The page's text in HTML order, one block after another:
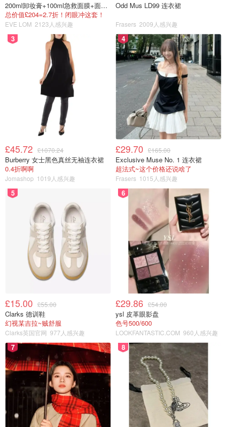
200ml卸妆膏+100ml急救面膜+面霜+洁颜布
总价值£204=2.7折！闭眼冲这套！
EVE LOM 2123人感兴趣
Odd Mus LD99 连衣裙
Frasers 2009人感兴趣
3
£45.72 £1070.24
Burberry 女士黑色真丝无袖连衣裙
0.4折啊啊
Jomashop 1019人感兴趣
4
£29.70 £165.00
Exclusive Muse No. 1 连衣裙
超法式~这个价格还说啥了
Frasers 1015人感兴趣
5
£15.00 £55.00
Clarks 德训鞋
幻视某吉拉~贼舒服
Clarks英国官网 977人感兴趣
6
£29.86 £54.00
ysl 皮革眼影盘
色号500/600
LOOKFANTASTIC.COM 960人感兴趣
7 8